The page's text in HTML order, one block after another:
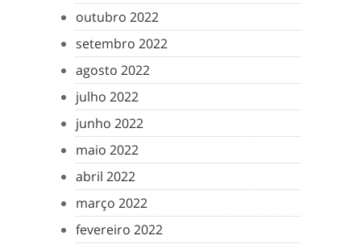
outubro 2022
setembro 2022
agosto 2022
julho 2022
junho 2022
maio 2022
abril 2022
março 2022
fevereiro 2022